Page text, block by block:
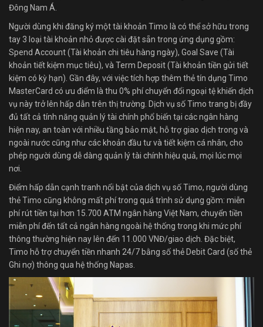
Đông Nam Á.
Người dùng khi đăng ký một tài khoản Timo là có thể sở hữu trong
tay 3 loại tài khoản nhỏ được cài đặt sẵn trong ứng dụng gồm:
Spend Account (Tài khoản chi tiêu hàng ngày), Goal Save (Tài
khoản tiết kiệm mục tiêu), và Term Deposit (Tài khoản tiền gửi tiết
kiệm có kỳ hạn). Gần đây, với việc tích hợp thêm thẻ tín dụng Timo
MasterCard có ưu điểm là thu 0% phí chuyển đổi ngoại tệ khiến dịch
vụ này trở lên hấp dẫn trên thị trường. Dịch vụ số Timo trang bị đầy
đủ tất cả tính năng quản lý tài chính phổ biến tại các ngân hàng
hiện nay, an toàn với nhiều tầng bảo mật, hỗ trợ giao dịch trong và
ngoài nước cũng như các khoản đầu tư và tiết kiệm cá nhân, cho
phép người dùng dễ dàng quản lý tài chính hiệu quả, mọi lúc mọi
nơi.
Điểm hấp dẫn cạnh tranh nổi bật của dịch vụ số Timo, người dùng
thẻ Timo cũng không mất phí trong quá trình sử dụng gồm: miễn
phí rút tiền tại hơn 15.700 ATM ngân hàng Việt Nam, chuyển tiền
miễn phí đến tất cả ngân hàng ngoài hệ thống trong khi mức phí
thông thường hiện nay lên đến 11.000 VNĐ/giao dịch. Đặc biệt,
Timo hỗ trợ chuyển tiền nhanh 24/7 bằng số thẻ Debit Card (số thẻ
Ghi nợ) thông qua hệ thống Napas.